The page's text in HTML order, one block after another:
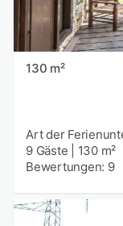
130 m²
Art der
9 Gäste
130 m²
Bewertungen: 9